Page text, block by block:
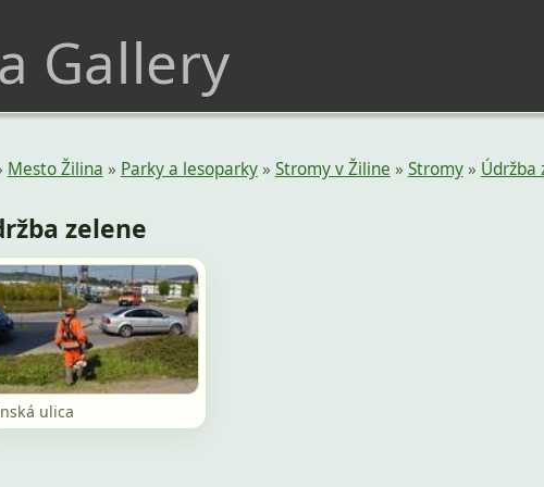
Gallery
Mesto Žilina » Parky a lesoparky» Stromy v Žiline » Stromy» Údržba
zelene
ulica